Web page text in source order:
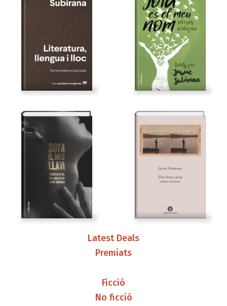
Latest Deals
Premiats
Ficció
No ficció